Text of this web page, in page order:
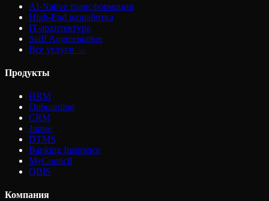
AI-Native трансформация
High-End разработка
IT-архитектура
Staff Augmentation
Все услуги →
Продукты
HRM
Onboarding
CRM
Jumse
DTMS
Banking Insurance
MyCouncil
QBIS
Компания